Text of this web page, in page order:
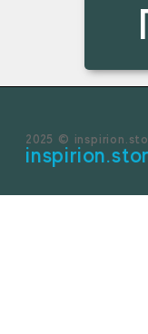
2025 ©